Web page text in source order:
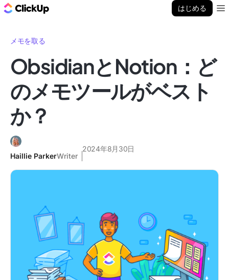
はじめる
メモを取る
ObsidianとNotion：ど
のメモツールがベスト
か？
Haillie ParkerWriter
2024年8月30日